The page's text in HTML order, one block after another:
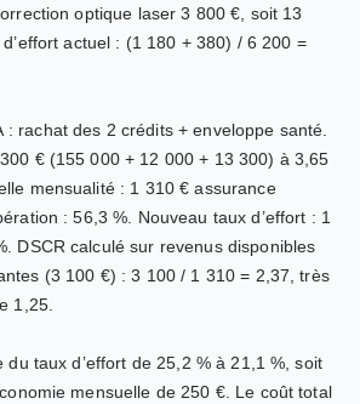
optique laser 3 800 €, soit 13
actuel : (1 180 + 380) / 6 200 =
: rachat des 2 crédits + enveloppe santé.
€ (155 000 + 12 000 + 13 300) à 3,65
mensualité : 1 310 € assurance
: 56,3 %. Nouveau taux d’effort : 1
DSCR calculé sur revenus disponibles
(3 100 €) : 3 100 / 1 310 = 2,37, très
1,25.
du taux d’effort de 25,2 % à 21,1 %, soit
mensuelle de 250 €. Le coût total